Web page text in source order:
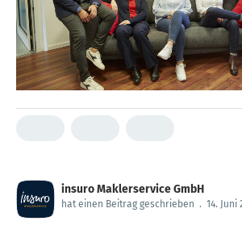
insuro Maklerservice GmbH
hat einen Beitrag geschrieben . 14. Juni